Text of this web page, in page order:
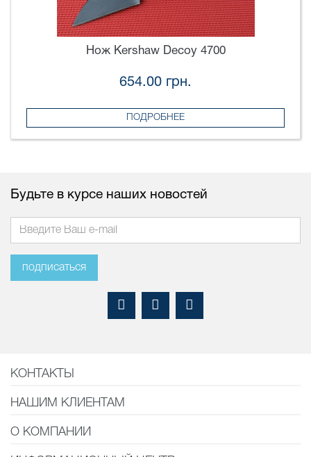
Нож Kershaw Decoy 4700
654.00 грн.
ПОДРОБНЕЕ
Будьте в курсе наших новостей
подписаться
КОНТАКТЫ
НАШИМ КЛИЕНТАМ
О КОМПАНИИ